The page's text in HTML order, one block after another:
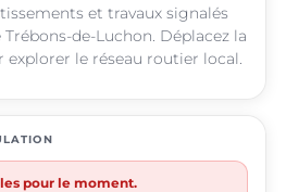
et travaux signalés
de-Luchon. Déplacez la
le réseau routier local.
pour le moment.